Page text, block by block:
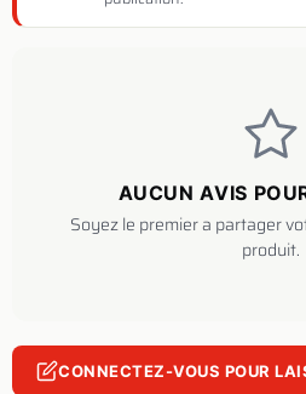
AUCUN AVIS
Soyez le premier a partager
produit.
CONNECTEZ-VOUS POUR